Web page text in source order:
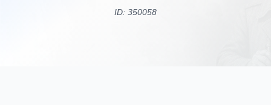
ID: 350058